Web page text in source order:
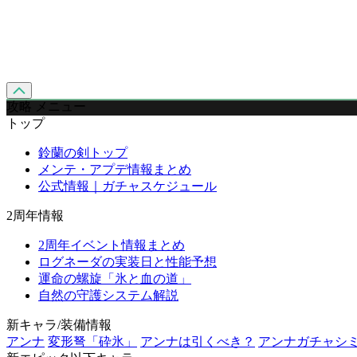
攻略 メニュー
トップ
鈴蘭の剣トップ
メンテ・アプデ情報まとめ
公式情報｜ガチャスケジュール
2周年情報
2周年イベント情報まとめ
ログネーダの実装日と性能予想
運命の螺旋「氷と血の道」
自然の守護システム解説
新キャラ/装備情報
アンナ 変形弩「砕氷」 アンナは引くべき？ アンナガチャシ